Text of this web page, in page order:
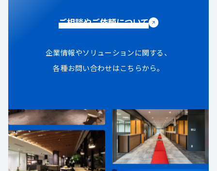
ご相談やご依頼について
企業情報やソリューションに関する、
各種お問い合わせはこちらから。